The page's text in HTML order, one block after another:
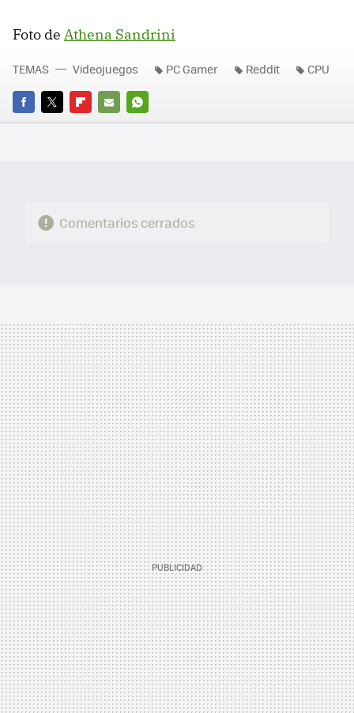
Foto de Athena Sandrini
FACEBOOK
TWITTERFLIPBOARD
E-
WHATSAPP
TEMAS Videojuegos PC Gamer Reddit CPU
Comentarios cerrados